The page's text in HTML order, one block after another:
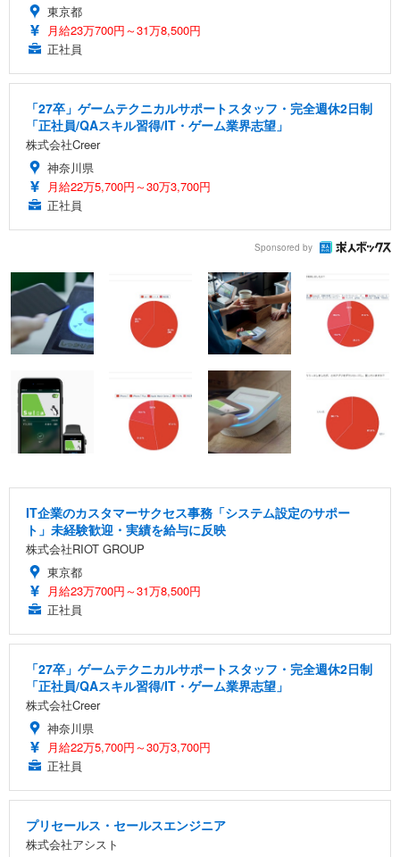
東京都
月給23万700円～31万8,500円
正社員
「27卒」ゲームテクニカルサポートスタッフ・完全週休2日制
「正社員/QAスキル習得/IT・ゲーム業界志望」
株式会社Creer
神奈川県
月給22万5,700円～30万3,700円
正社員
Sponsored by
IT企業のカスタマーサクセス事務「システム設定のサポー
ト」未経験歓迎・実績を給与に反映
株式会社RIOT GROUP
東京都
月給23万700円～31万8,500円
正社員
「27卒」ゲームテクニカルサポートスタッフ・完全週休2日制
「正社員/QAスキル習得/IT・ゲーム業界志望」
株式会社Creer
神奈川県
月給22万5,700円～30万3,700円
正社員
プリセールス・セールスエンジニア
株式会社アシスト